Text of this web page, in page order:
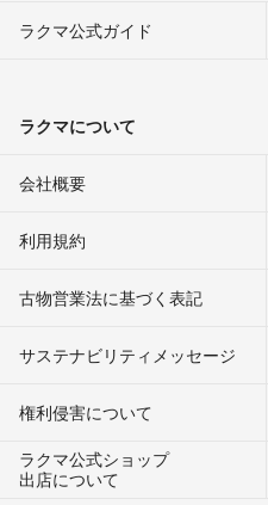
ラクマ公式ガイド
ラクマについて
会社概要
利用規約
古物営業法に基づく表記
サステナビリティメッセージ
権利侵害について
ラクマ公式ショップ
出店について